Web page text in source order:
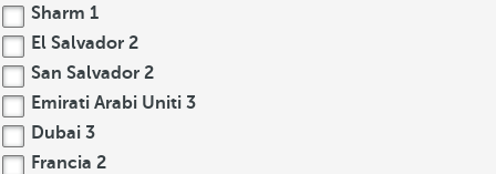
Sharm 1
El Salvador 2
San Salvador 2
Emirati Arabi Uniti 3
Dubai 3
Francia 2